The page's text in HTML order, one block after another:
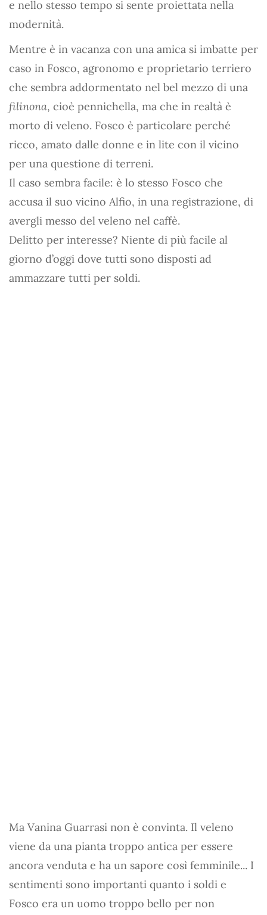
e nello stesso tempo si sente proiettata nella
modernità.
Mentre è in vacanza con una amica si imbatte per
caso in Fosco, agronomo e proprietario terriero
che sembra addormentato nel bel mezzo di una
filinona, cioè pennichella, ma che in realtà è
morto di veleno. Fosco è particolare perché
ricco, amato dalle donne e in lite con il vicino
per una questione di terreni.
Il caso sembra facile: è lo stesso Fosco che
accusa il suo vicino Alfio, in una registrazione, di
avergli messo del veleno nel caffè.
Delitto per interesse? Niente di più facile al
giorno d’oggi dove tutti sono disposti ad
ammazzare tutti per soldi.
Ma Vanina Guarrasi non è convinta. Il veleno
viene da una pianta troppo antica per essere
ancora venduta e ha un sapore così femminile... I
sentimenti sono importanti quanto i soldi e
Fosco era un uomo troppo bello per non